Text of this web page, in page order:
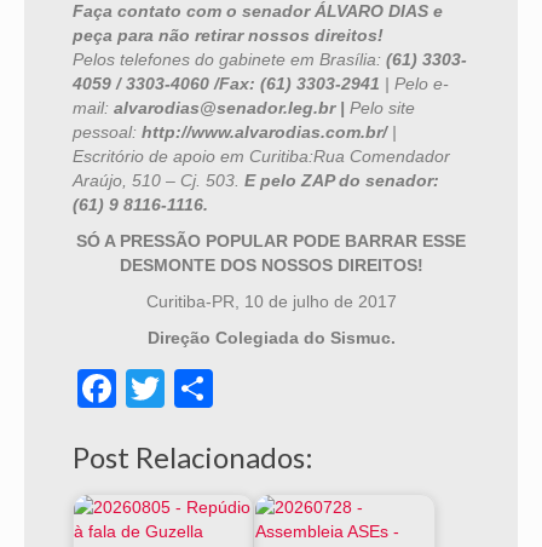
Faça contato com o senador ÁLVARO DIAS e
peça para não retirar nossos direitos!
Pelos telefones do gabinete em Brasília: (61) 3303-
4059 / 3303-4060 /Fax: (61) 3303-2941 | Pelo e-
mail: alvarodias@senador.leg.br | Pelo site
pessoal: http://www.alvarodias.com.br/|
Escritório de apoio em Curitiba:Rua Comendador
Araújo, 510 – Cj. 503. E pelo ZAP do senador:
(61) 9 8116-1116.
SÓ A PRESSÃO POPULAR PODE BARRAR ESSE
DESMONTE DOS NOSSOS DIREITOS!
Curitiba-PR, 10 de julho de 2017
Direção Colegiada do Sismuc.
Facebook
Twitter
Post Relacionados: